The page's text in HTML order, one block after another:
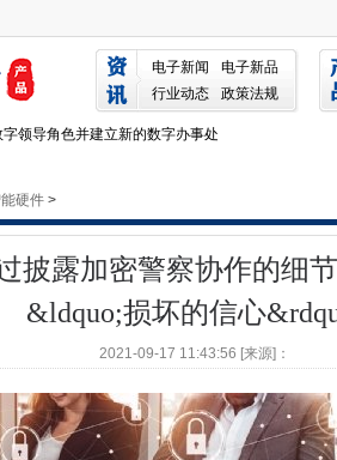
电子新闻
电子新品
行业动态
政策法规
络添加了WAN，虚拟网络辅助技术到网络组合
通过Azure Stack队伍的团队
领导角色并建立新的数字办事处
云战略内
收购计划
marks和spencer cio
纤维网络扩展到彼得伯勒
，5G Rowndorset Seed Partnership审判养殖用例
能量将以2023年建立“绿色氢气动力”数据中心
国移动用户遭受归属中的信号问题
提供集中的安全资源集线器
开放式推动CPQD合作伙伴关系
硬件 >
披露加密警察协作的细
&ldquo;损坏的信心
2021-09-17 11:43:56 [来源]：